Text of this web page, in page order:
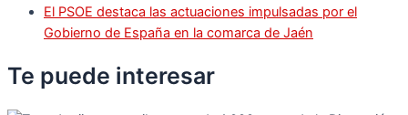
El PSOE destaca las actuaciones impulsadas por el
Gobierno de España en la comarca de Jaén
Te puede interesar